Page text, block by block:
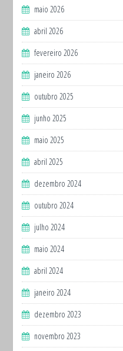
maio 2026
abril 2026
fevereiro 2026
janeiro 2026
outubro 2025
junho 2025
maio 2025
abril 2025
dezembro 2024
outubro 2024
julho 2024
maio 2024
abril 2024
janeiro 2024
dezembro 2023
novembro 2023